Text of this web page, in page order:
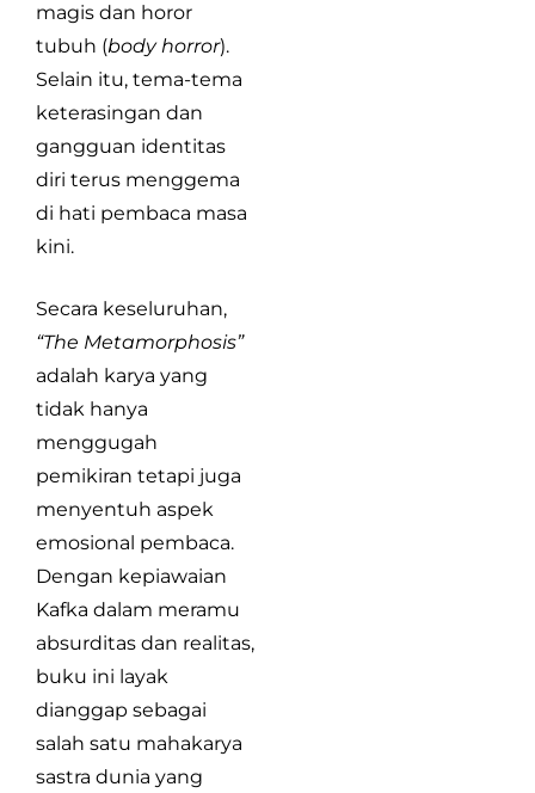
magis dan horor
tubuh (body horror).
Selain itu, tema-tema
keterasingan dan
gangguan identitas
diri terus menggema
di hati pembaca masa
kini.
Secara keseluruhan,
“The Metamorphosis”
adalah karya yang
tidak hanya
menggugah
pemikiran tetapi juga
menyentuh aspek
emosional pembaca.
Dengan kepiawaian
Kafka dalam meramu
absurditas dan realitas,
buku ini layak
dianggap sebagai
salah satu mahakarya
sastra dunia yang